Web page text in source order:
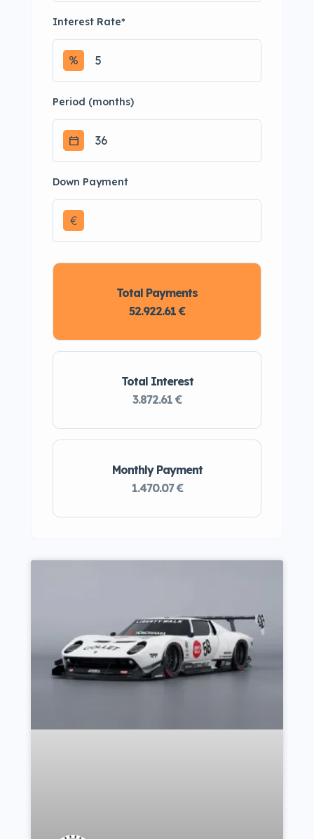
Interest Rate*
Period (months)
Down Payment
€
Monthly Payment
1.470.07 €
Total Interest
3.872.61 €
Total Payments
52.922.61 €